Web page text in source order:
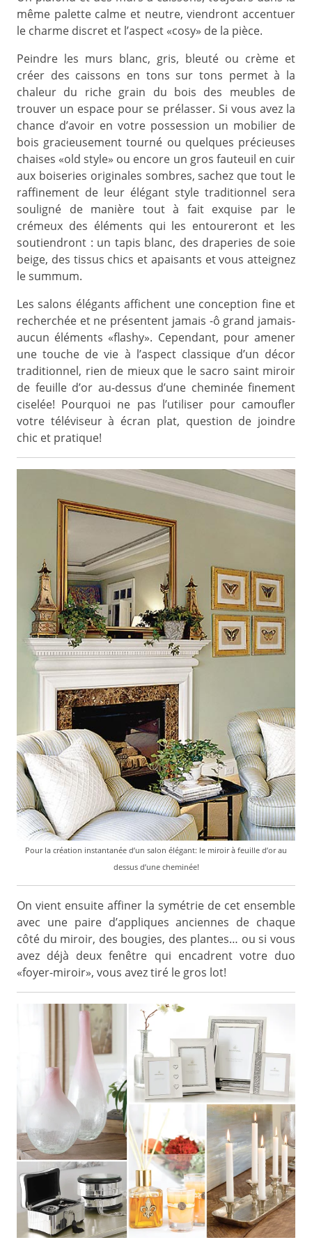
même palette calme et neutre, viendront accentuer
le charme discret et l’aspect «cosy» de la pièce.
Peindre les murs blanc, gris, bleuté ou crème et
créer des caissons en tons sur tons permet à la
chaleur du riche grain du bois des meubles de
trouver un espace pour se prélasser. Si vous avez la
chance d’avoir en votre possession un mobilier de
bois gracieusement tourné ou quelques précieuses
chaises «old style» ou encore un gros fauteuil en cuir
aux boiseries originales sombres, sachez que tout le
raffinement de leur élégant style traditionnel sera
souligné de manière tout à fait exquise par le
crémeux des éléments qui les entoureront et les
soutiendront : un tapis blanc, des draperies de soie
beige, des tissus chics et apaisants et vous atteignez
le summum.
Les salons élégants affichent une conception fine et
recherchée et ne présentent jamais -ô grand jamais-
aucun éléments «flashy». Cependant, pour amener
une touche de vie à l’aspect classique d’un décor
traditionnel, rien de mieux que le sacro saint miroir
de feuille d’or au-dessus d’une cheminée finement
ciselée! Pourquoi ne pas l’utiliser pour camoufler
votre téléviseur à écran plat, question de joindre
chic et pratique!
Pour la création instantanée d’un salon élégant: le miroir à feuille d’or au
dessus d’une cheminée!
On vient ensuite affiner la symétrie de cet ensemble
avec une paire d’appliques anciennes de chaque
côté du miroir, des bougies, des plantes… ou si vous
avez déjà deux fenêtre qui encadrent votre duo
«foyer-miroir», vous avez tiré le gros lot!